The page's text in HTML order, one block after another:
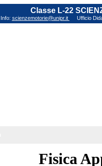
Classe L-22
Info: scienzemotorie@unipr.it Ufficio
Fisica